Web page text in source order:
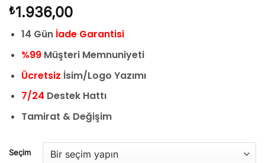
₺1.936,00
14 Gün İade Garantisi
%99Müşteri Memnuniyeti
Ücretsiz İsim/Logo Yazımı
7/24 Destek Hattı
Tamirat & Değişim
Seçim